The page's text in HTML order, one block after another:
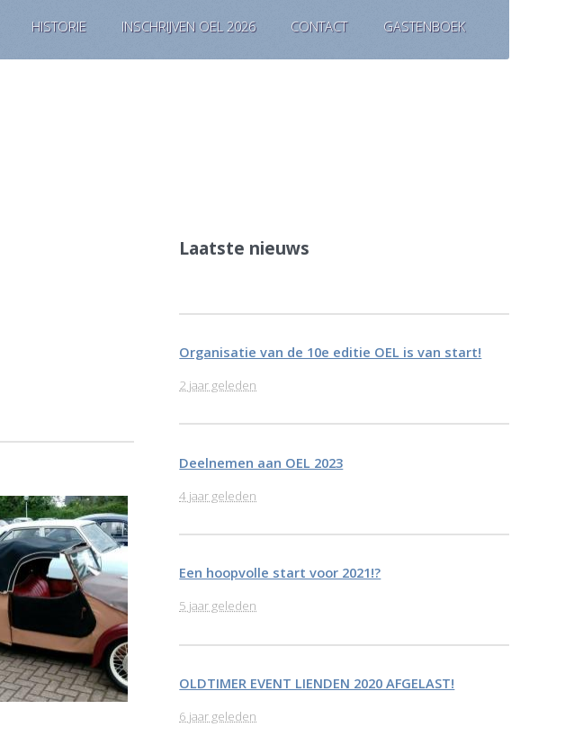
HISTORIE INSCHRIJVEN OEL 2026 CONTACT GASTENBOEK
Laatste nieuws
Organisatie van de 10e editie OEL is van start!
2 jaar geleden
Deelnemen aan OEL 2023
4 jaar geleden
Een hoopvolle start voor 2021!?
5 jaar geleden
OLDTIMER EVENT LIENDEN 2020 AFGELAST!
6 jaar geleden